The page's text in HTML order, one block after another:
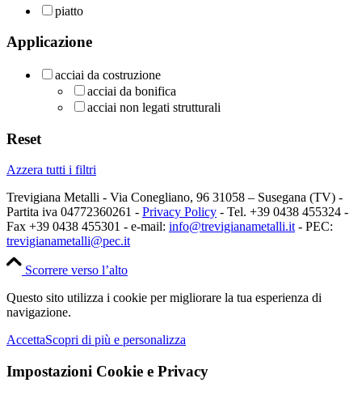
piatto
Applicazione
acciai da costruzione
acciai da bonifica
acciai non legati strutturali
Reset
Azzera tutti i filtri
Trevigiana Metalli - Via Conegliano, 96 31058 – Susegana (TV) -
Partita iva 04772360261 - Privacy Policy - Tel. +39 0438 455324 -
Fax +39 0438 455301 - e-mail: info@trevigianametalli.it- PEC:
trevigianametalli@pec.it
Scorrere verso l’alto
Questo sito utilizza i cookie per migliorare la tua esperienza di
navigazione.
AccettaScopri di più e personalizza
Impostazioni Cookie e Privacy